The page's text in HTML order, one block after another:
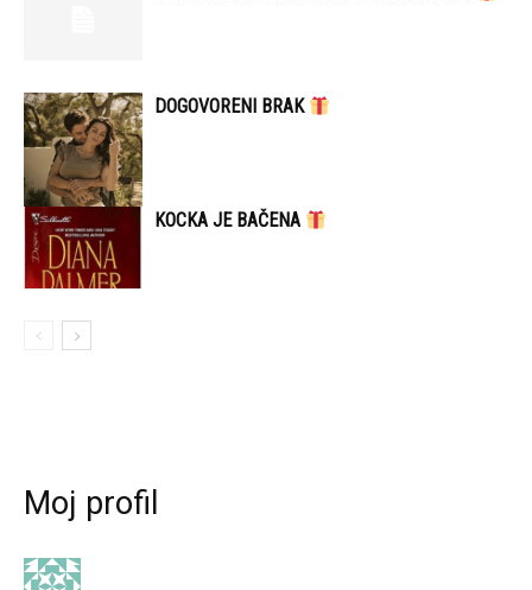
DOGOVORENI BRAK
KOCKA JE BAČENA
Moj profil